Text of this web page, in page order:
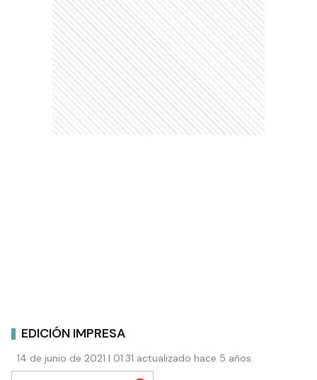
EDICIÓN IMPRESA
14 de junio de 2021 | 01:31 actualizado hace 5 años